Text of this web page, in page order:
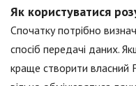
Як користуватися
Спочатку потрібно
спосіб передачі даних.
краще створити власний